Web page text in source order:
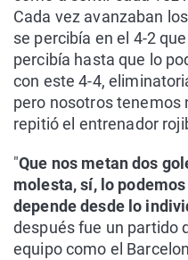
Cada vez avanzaban
se percibía en el 4-2
percibía hasta que lo
con este 4-4,
pero nosotros tenemos
repitió el entrenador
"Que nos metan dos
molesta, sí, lo
depende desde lo
después fue un partido
equipo como el